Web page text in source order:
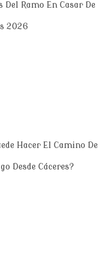
Del Ramo En Casar De
2026
Hacer El Camino De
Desde Cáceres?